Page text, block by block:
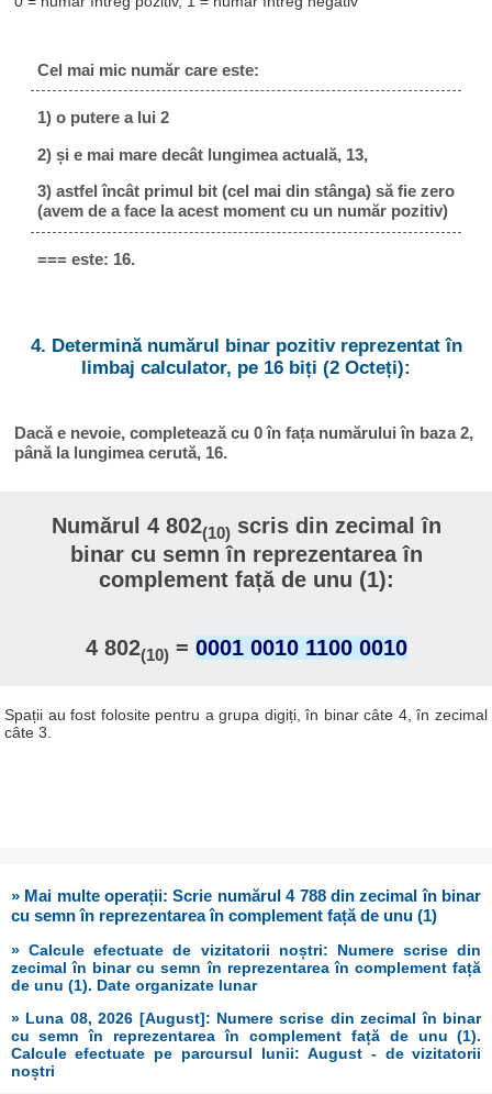
Cel mai mic număr care este:
1) o putere a lui 2
2) și e mai mare decât lungimea actuală, 13,
3) astfel încât primul bit (cel mai din stânga) să fie zero
(avem de a face la acest moment cu un număr pozitiv)
=== este: 16.
4. Determină numărul binar pozitiv reprezentat în
limbaj calculator, pe 16 biți (2 Octeți):
Dacă e nevoie, completează cu 0 în fața numărului în baza 2,
până la lungimea cerută, 16.
Numărul 4 802(10) scris din zecimal în
binar cu semn în reprezentarea în
complement față de unu (1):
4 802(10) = 0001 0010 1100 0010
Spații au fost folosite pentru a grupa digiți, în binar câte 4, în zecimal
câte 3.
» Mai multe operații: Scrie numărul 4 788 din zecimal în binar
cu semn în reprezentarea în complement față de unu (1)
» Calcule efectuate de vizitatorii noștri: Numere scrise din
zecimal în binar cu semn în reprezentarea în complement față
de unu (1). Date organizate lunar
» Luna 08, 2026 [August]: Numere scrise din zecimal în binar
cu semn în reprezentarea în complement față de unu (1).
Calcule efectuate pe parcursul lunii: August - de vizitatorii
noștri